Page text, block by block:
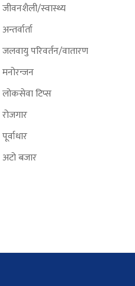
जीवनशैली/स्वास्थ्य
अन्तर्वार्ता
जलवायु परिवर्तन/वातारण
मनोरन्जन
लोकसेवा टिप्स
रोजगार
पूर्वाधार
अटो बजार